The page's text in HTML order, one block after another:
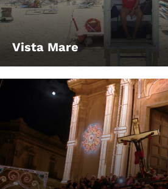
Vista Mare